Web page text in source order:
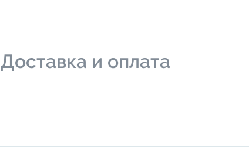
Доставка и оплата